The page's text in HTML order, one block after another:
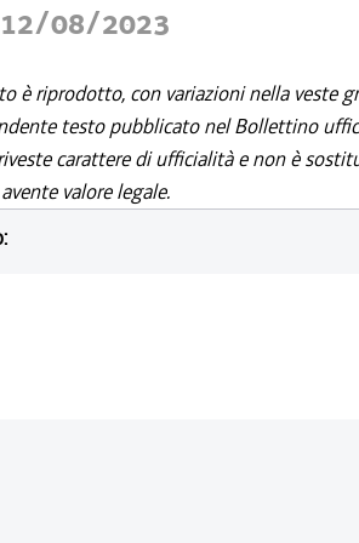
12/08/2023
è riprodotto, con variazioni nella veste
testo pubblicato nel Bollettino
carattere di ufficialità e non è
valore legale.